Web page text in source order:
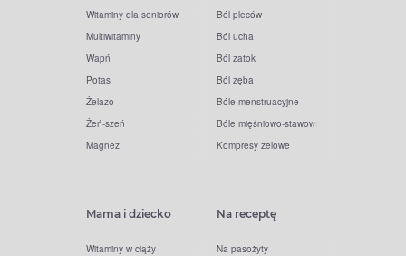
Witaminy dla seniorów
Multiwitaminy
Wapń
Potas
Żelazo
Żeń-szeń
Magnez
Ból pleców
Ból ucha
Ból zatok
Ból zęba
Bóle menstruacyjne
Bóle mięśniowo-stawowe
Kompresy żelowe
Mama i dziecko
Witaminy w ciąży
Na receptę
Na pasożyty